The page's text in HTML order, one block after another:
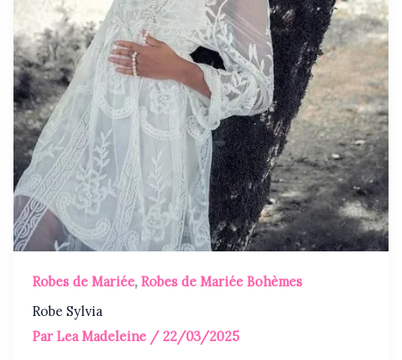
Robes de Mariée,Robes de Mariée Bohèmes
Robe Sylvia
ParLea Madeleine / 22/03/2025